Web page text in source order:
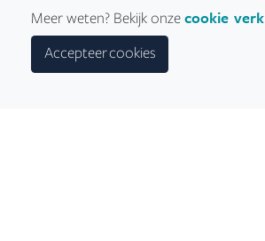
Meer weten? Bekijk onze cookie
Accepteer cookies